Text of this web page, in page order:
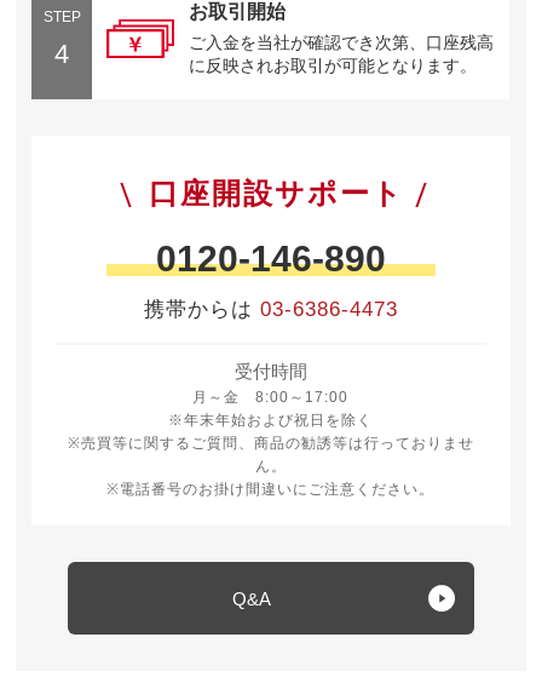
STEP
4
お取引開始
ご入金を当社が確認でき次第、口座残高
に反映されお取引が可能となります。
口座開設サポート
0120-146-890
携帯からは 03-6386-4473
受付時間
月～金 8:00～17:00
月曜日から金曜日 8時から17時
※年末年始および祝日を除く
※売買等に関するご質問、商品の勧誘等は行っておりませ
ん。
※電話番号のお掛け間違いにご注意ください。
Q&A